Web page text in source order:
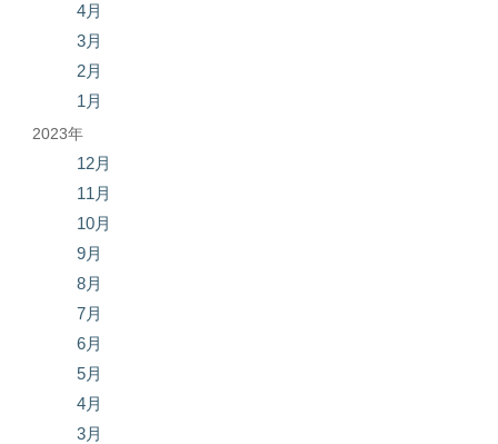
4月
3月
2月
1月
2023年
12月
11月
10月
9月
8月
7月
6月
5月
4月
3月